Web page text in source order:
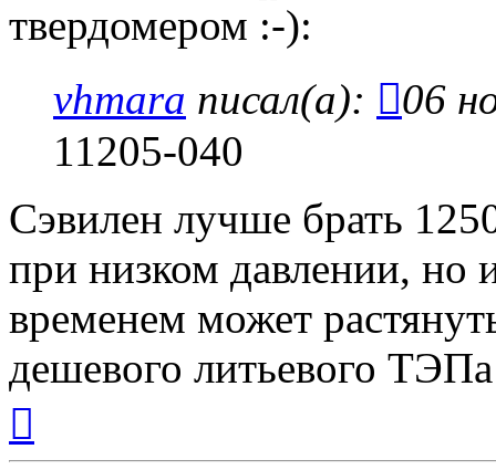
твердомером
vhmara писал(а):
06
11205-040
Сэвилен лучше брать
при низком давлении, но
временем может
дешевого литьевого
началу